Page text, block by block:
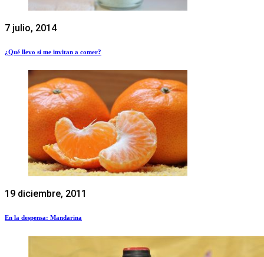
7 julio, 2014
¿Qué llevo si me invitan a comer?
19 diciembre, 2011
En la despensa: Mandarina